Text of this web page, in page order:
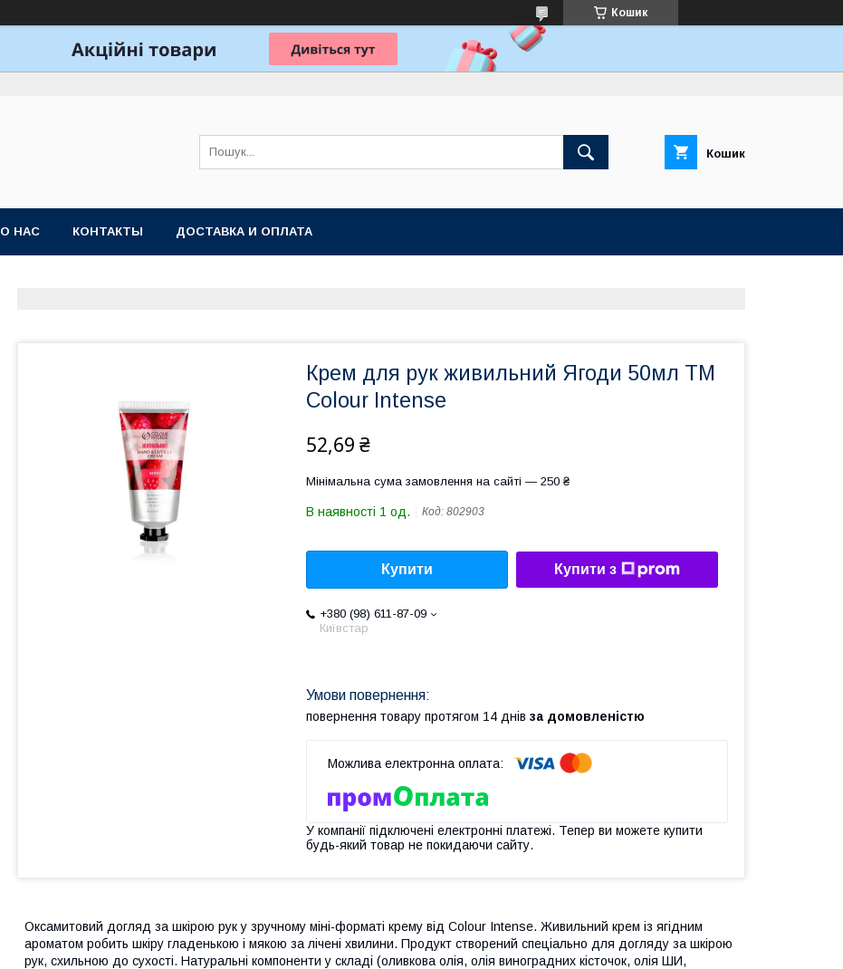
Кошик
Кошик
О НАС КОНТАКТЫ ДОСТАВКА И ОПЛАТА
Крем для рук живильний Ягоди 50мл ТМ
Colour Intense
52,69 ₴
Мінімальна сума замовлення на сайті — 250 ₴
В наявності 1 од. Код: 802903
Купити Купити з
+380 (98) 611-87-09
Київстар
повернення товару протягом 14 днів за домовленістю
У компанії підключені електронні платежі. Тепер ви можете купити
будь-який товар не покидаючи сайту.
Оксамитовий догляд за шкірою рук у зручному міні-форматі крему від Colour Intense. Живильний крем із ягідним
ароматом робить шкіру гладенькою і мякою за лічені хвилини. Продукт створений спеціально для догляду за шкірою
рук, схильною до сухості. Натуральні компоненти у складі (оливкова олія, олія виноградних кісточок, олія ШИ,